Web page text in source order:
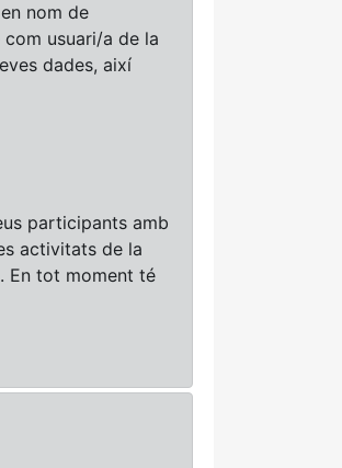
nom de
usuari/a de la
dades, així
participants amb
activitats de la
En tot moment té